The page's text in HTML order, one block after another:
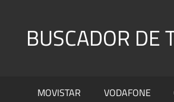
contenidoBUSCADOR DE
FijosMOVISTAR VODAFONE